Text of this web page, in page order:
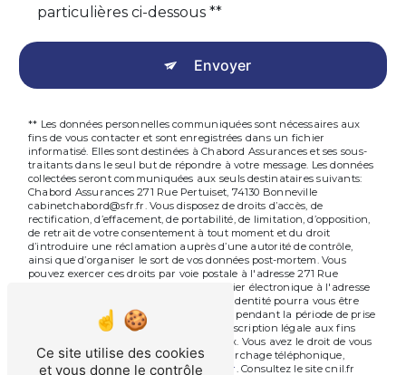
particulières ci-dessous **
Envoyer
** Les données personnelles communiquées sont nécessaires aux
fins de vous contacter et sont enregistrées dans un fichier
informatisé. Elles sont destinées à Chabord Assurances et ses sous-
traitants dans le seul but de répondre à votre message. Les données
collectées seront communiquées aux seuls destinataires suivants:
Chabord Assurances 271 Rue Pertuiset, 74130 Bonneville
cabinetchabord@sfr.fr. Vous disposez de droits d’accès, de
rectification, d’effacement, de portabilité, de limitation, d’opposition,
de retrait de votre consentement à tout moment et du droit
d’introduire une réclamation auprès d’une autorité de contrôle,
ainsi que d’organiser le sort de vos données post-mortem. Vous
pouvez exercer ces droits par voie postale à l'adresse 271 Rue
Pertuiset, 74130 Bonneville ou par courrier électronique à l'adresse
cabinetchabord@sfr.fr. Un justificatif d'identité pourra vous être
demandé. Nous conservons vos données pendant la période de prise
de contact puis pendant la durée de prescription légale aux fins
probatoires et de gestion des contentieux. Vous avez le droit de vous
inscrire sur la liste d'opposition au démarchage téléphonique,
disponible à cette adresse:
Bloctel.gouv.fr. Consultez le site cnil.fr
Ce site utilise des cookies
et vous donne le contrôle